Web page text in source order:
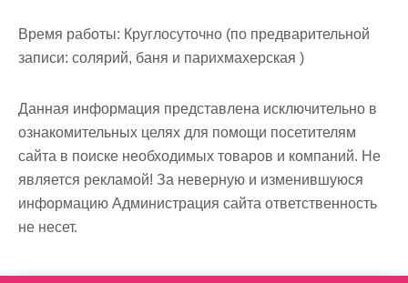
Время работы: Круглосуточно (по предварительной
записи: солярий, баня и парихмахерская )
Данная информация представлена исключительно в
ознакомительных целях для помощи посетителям
сайта в поиске необходимых товаров и компаний. Не
является рекламой! За неверную и изменившуюся
информацию Администрация сайта ответственность
не несет.